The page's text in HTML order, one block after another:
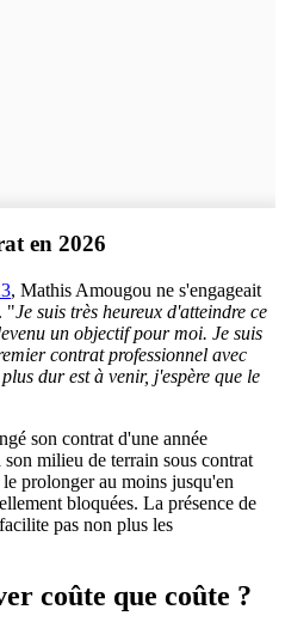
en 2026
, Mathis Amougou ne s'engageait
"Je suis très heureux d'atteindre ce
un objectif pour moi. Je suis
contrat professionnel avec
dur est à venir, j'espère que le
son contrat d'une année
milieu de terrain sous contrat
prolonger au moins jusqu'en
bloquées. La présence de
pas non plus les
coûte que coûte ?